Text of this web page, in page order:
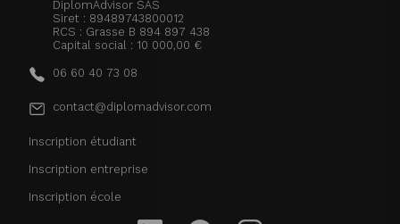
DiplomAdvisor SAS
Siret : 89489743800012
RCS : Grasse B 894 897 438
Capital social : 10 000,00 €
06 60 40 73 08
contact@diplomadvisor.com
Inscription étudiant
Inscription entreprise
Inscription école